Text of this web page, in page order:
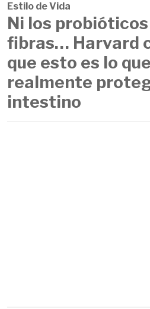
Estilo de Vida
Ni los
fibras… Harvard
que esto es lo que
realmente
intestino